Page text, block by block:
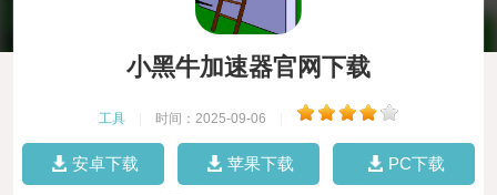
小黑牛加速器官网下载
工具 时间：2025-09-06
安卓下载 苹果下载 PC下载